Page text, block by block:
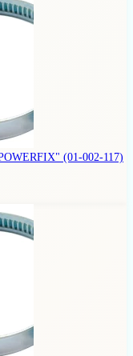
(01-002-117)